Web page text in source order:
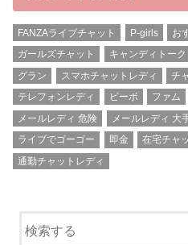
FANZAライブチャット P-girls
お
ガールズチャット
キャンディトーク
グラン
スマホチャットレディ
チ
テレフォンレディ
ビーボ ファム
メールレディ 危険
メールレディ 大
ライブでゴーゴー
即金 在宅チャ
通勤チャットレディ